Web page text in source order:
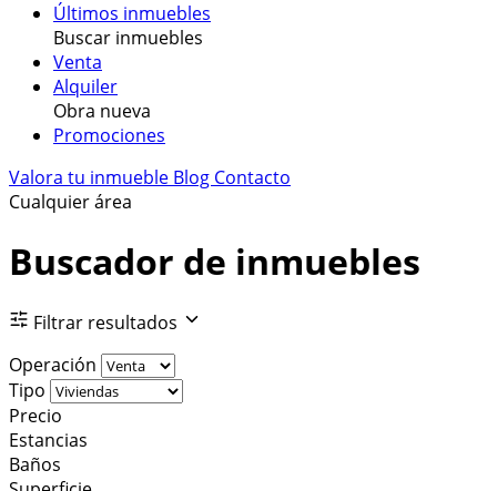
Últimos inmuebles
Buscar inmuebles
Venta
Alquiler
Obra nueva
Promociones
Valora tu inmueble Blog Contacto
Cualquier área
Buscador de inmuebles
Filtrar resultados
Operación
Tipo
Precio
Estancias
Baños